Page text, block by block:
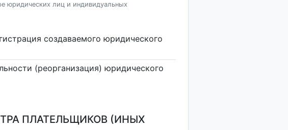
юридических лиц и индивидуальных
создаваемого юридического
(реорганизация) юридического
ПЛАТЕЛЬЩИКОВ (ИНЫХ